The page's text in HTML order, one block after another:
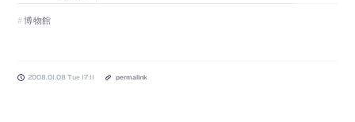
博物館
2008.01.08 Tue 17:11 permalink